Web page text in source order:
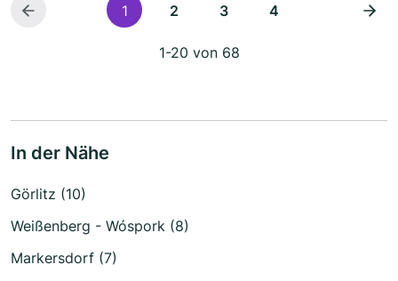
1 2 3 4
1-20 von 68
In der Nähe
Görlitz (10)
Weißenberg - Wóspork (8)
Markersdorf (7)